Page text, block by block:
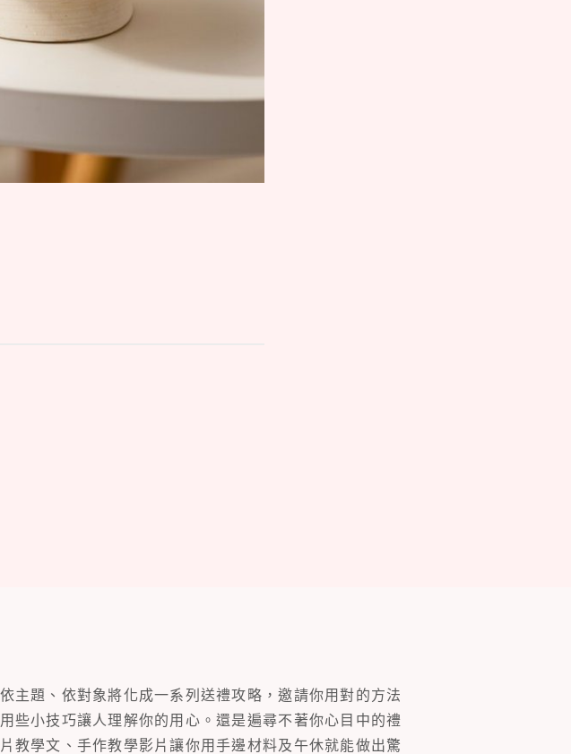
主題、依對象將化成一系列送禮攻略，邀請你用對的方法
些小技巧讓人理解你的用心。還是遍尋不著你心目中的禮
教學文、手作教學影片讓你用手邊材料及午休就能做出驚